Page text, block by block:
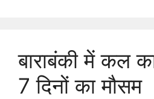
बाराबंकी में कल
7 दिनों का मौसम